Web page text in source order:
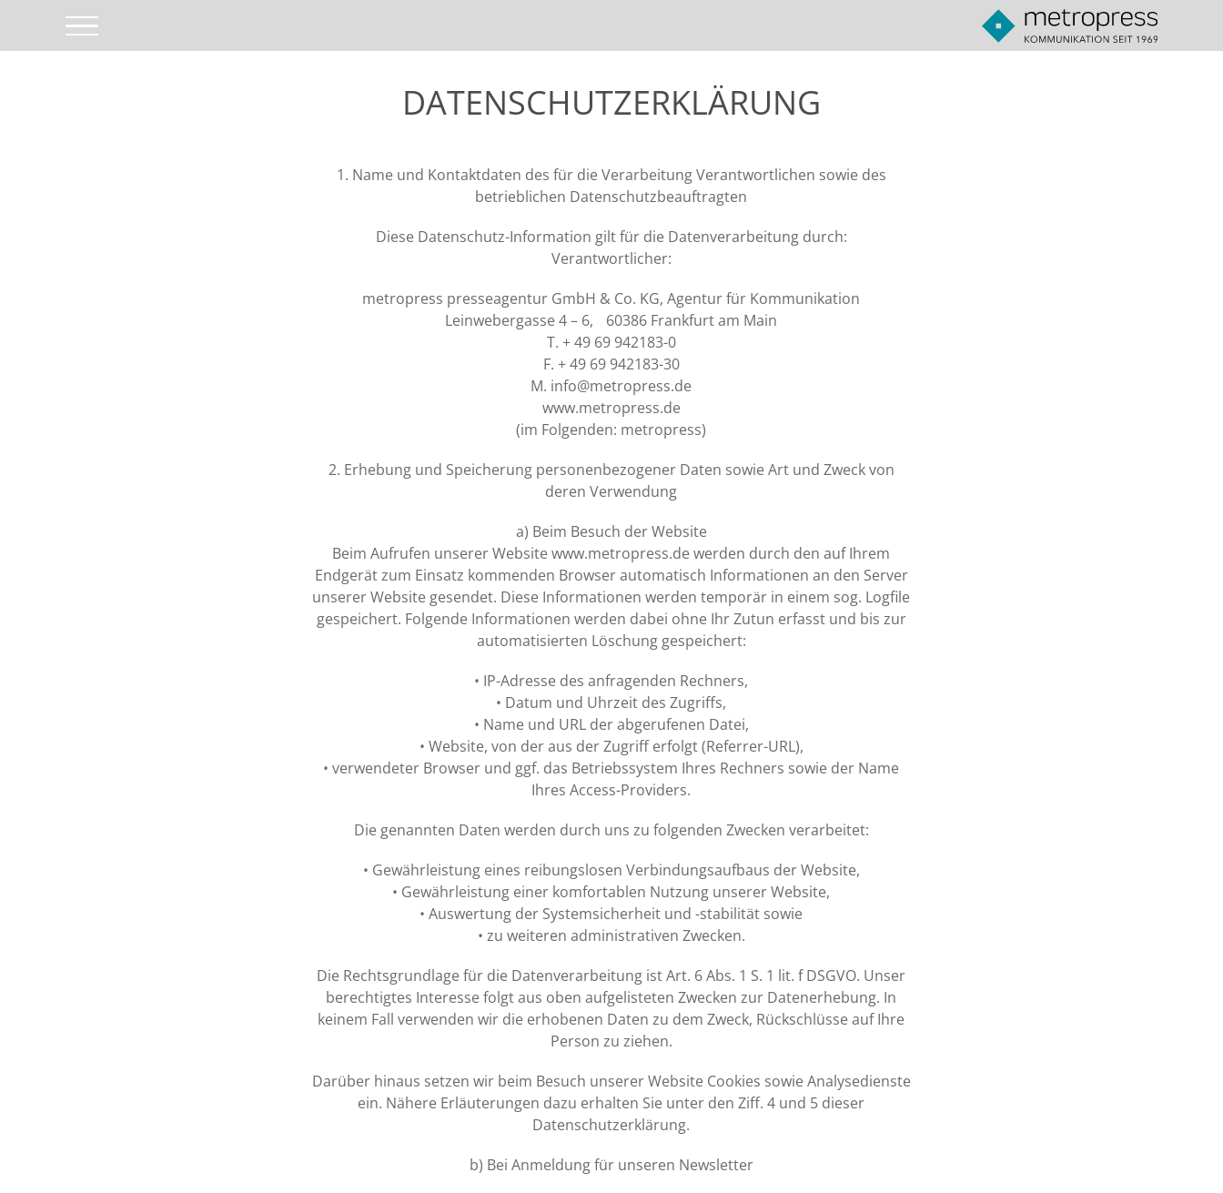
content
DATENSCHUTZERKLÄRUNG
1. Name und Kontaktdaten des für die Verarbeitung Verantwortlichen sowie des
betrieblichen Datenschutzbeauftragten
Diese Datenschutz-Information gilt für die Datenverarbeitung durch:
Verantwortlicher:
metropress presseagentur GmbH & Co. KG, Agentur für Kommunikation
Leinwebergasse 4 – 6, 60386 Frankfurt am Main
T. + 49 69 942183-0
F. + 49 69 942183-30
M. info@metropress.de
www.metropress.de
(im Folgenden: metropress)
2. Erhebung und Speicherung personenbezogener Daten sowie Art und Zweck von
deren Verwendung
a) Beim Besuch der Website
Beim Aufrufen unserer Website www.metropress.de werden durch den auf Ihrem
Endgerät zum Einsatz kommenden Browser automatisch Informationen an den Server
unserer Website gesendet. Diese Informationen werden temporär in einem sog. Logfile
gespeichert. Folgende Informationen werden dabei ohne Ihr Zutun erfasst und bis zur
automatisierten Löschung gespeichert:
• IP-Adresse des anfragenden Rechners,
• Datum und Uhrzeit des Zugriffs,
• Name und URL der abgerufenen Datei,
• Website, von der aus der Zugriff erfolgt (Referrer-URL),
• verwendeter Browser und ggf. das Betriebssystem Ihres Rechners sowie der Name
Ihres Access-Providers.
Die genannten Daten werden durch uns zu folgenden Zwecken verarbeitet:
• Gewährleistung eines reibungslosen Verbindungsaufbaus der Website,
• Gewährleistung einer komfortablen Nutzung unserer Website,
• Auswertung der Systemsicherheit und -stabilität sowie
• zu weiteren administrativen Zwecken.
Die Rechtsgrundlage für die Datenverarbeitung ist Art. 6 Abs. 1 S. 1 lit. f DSGVO. Unser
berechtigtes Interesse folgt aus oben aufgelisteten Zwecken zur Datenerhebung. In
keinem Fall verwenden wir die erhobenen Daten zu dem Zweck, Rückschlüsse auf Ihre
Person zu ziehen.
Darüber hinaus setzen wir beim Besuch unserer Website Cookies sowie Analysedienste
ein. Nähere Erläuterungen dazu erhalten Sie unter den Ziff. 4 und 5 dieser
Datenschutzerklärung.
b) Bei Anmeldung für unseren Newsletter